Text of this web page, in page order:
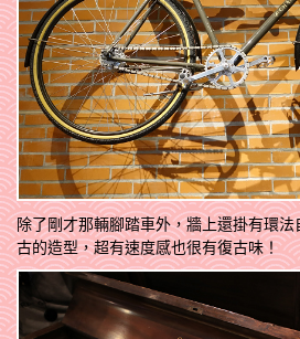
除了剛才那輛腳踏車外，牆上還掛有環
古的造型，超有速度感也很有復古味！